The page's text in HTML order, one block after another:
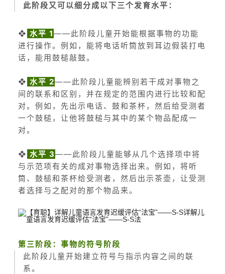
此阶段又可以细分成以下三个发育水平：
❖ 水平 1——此阶段儿童开始能根据事物的功能
进行操作。例如，能将电话听筒放到耳边假装打电
话，能用鼓槌敲鼓。
❖ 水平 2——此阶段儿童能辨别若干成对事物之
间的联系和区别，并在规定的范围内进行比较和配
对。例如，先出示电话、鼓和茶杯，然后给受测者
一个鼓槌，让他将鼓槌与其中的某个物品配成一
对。
❖ 水平 3——此阶段儿童能够从几个选择项中将
与示范项有关的成对事物选择出来。例如，将听
筒、鼓槌和茶杯给受测者，然后出示茶壶，让受测
者选择与之配对的那个物品来。
第三阶段：事物的符号阶段
此阶段儿童开始建立符号与指示内容之间的联
系。